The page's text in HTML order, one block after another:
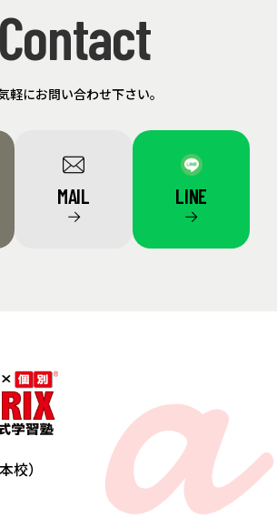
Contact
軽にお問い合わせ下さい。
MAIL
→
LINE
→
校）
a